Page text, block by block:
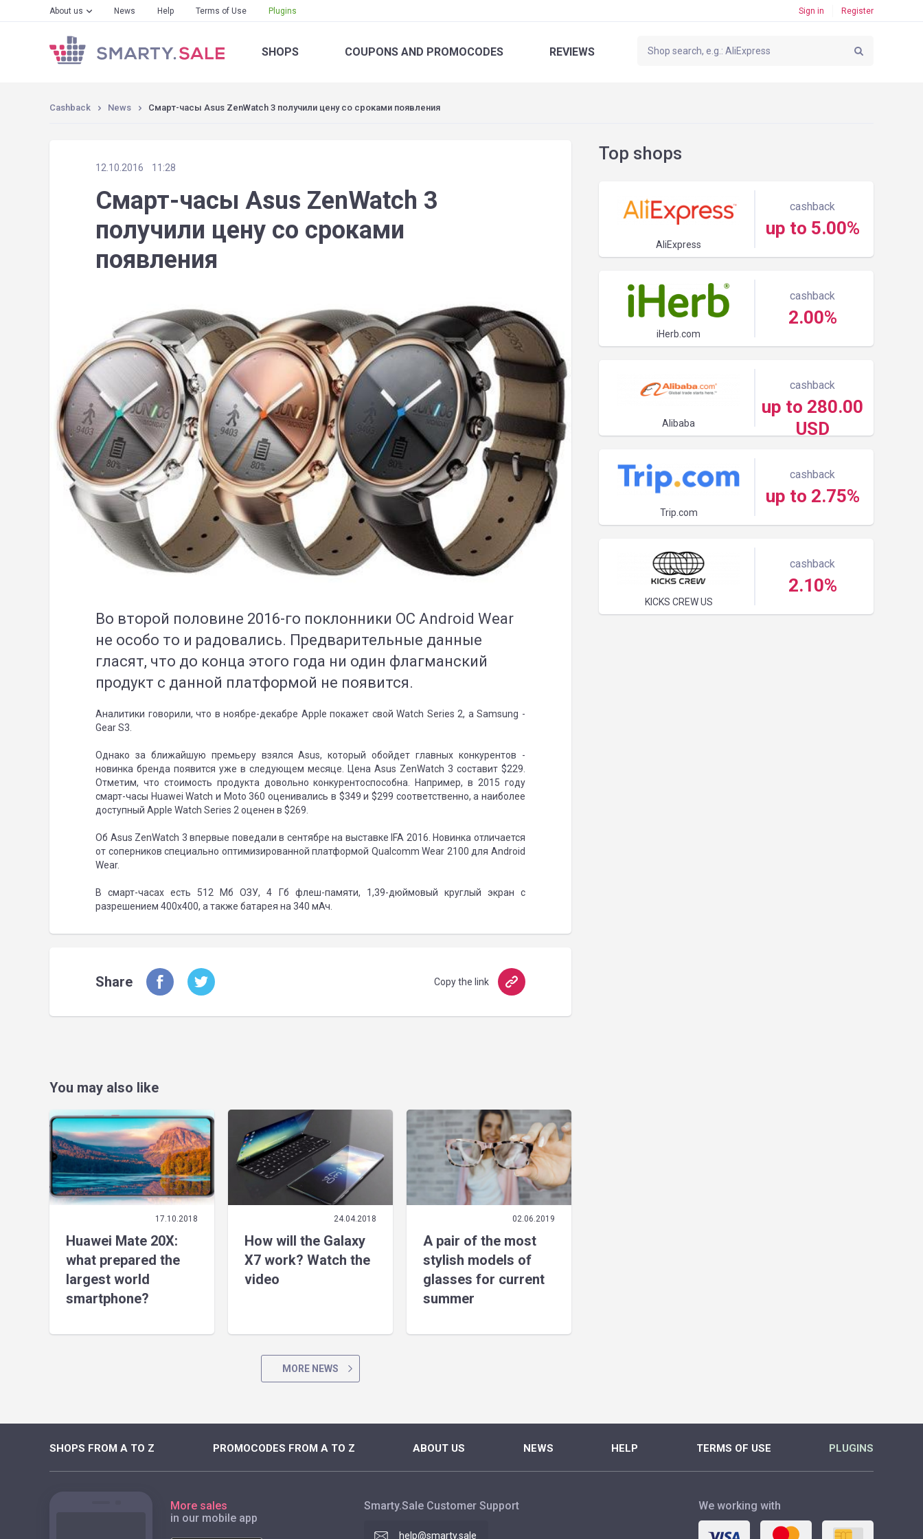
About us News Help Terms of Use Plugins Sign in Register
SHOPS COUPONS AND PROMOCODES REVIEWS
Cashback News Смарт-часы Asus ZenWatch 3 получили цену со сроками появления
12.10.2016 11:28
Смарт-часы Asus ZenWatch 3
получили цену со сроками
появления
Во второй половине 2016-го поклонники ОС Android Wear
не особо то и радовались. Предварительные данные
гласят, что до конца этого года ни один флагманский
продукт с данной платформой не появится.
Аналитики говорили, что в ноябре-декабре Apple покажет свой Watch Series 2, а Samsung -
Gear S3.
Однако за ближайшую премьеру взялся Asus, который обойдет главных конкурентов -
новинка бренда появится уже в следующем месяце. Цена Asus ZenWatch 3 составит $229.
Отметим, что стоимость продукта довольно конкурентоспособна. Например, в 2015 году
смарт-часы Huawei Watch и Moto 360 оценивались в $349 и $299 соответственно, а наиболее
доступный Apple Watch Series 2 оценен в $269.
Об Asus ZenWatch 3 впервые поведали в сентябре на выставке IFA 2016. Новинка отличается
от соперников специально оптимизированной платформой Qualcomm Wear 2100 для Android
Wear.
В смарт-часах есть 512 Мб ОЗУ, 4 Гб флеш-памяти, 1,39-дюймовый круглый экран с
разрешением 400x400, а также батарея на 340 мАч.
Share Copy the link
You may also like
17.10.2018
Huawei Mate 20X:
what prepared the
largest world
smartphone?
24.04.2018
How will the Galaxy
X7 work? Watch the
video
02.06.2019
A pair of the most
stylish models of
glasses for current
summer
MORE NEWS
Top shops
AliExpress
cashback
up to 5.00%
iHerb.com
cashback
2.00%
Alibaba
cashback
up to 280.00
USD
Trip.com
cashback
up to 2.75%
KICKS CREW US
cashback
2.10%
SHOPS FROM A TO Z PROMOCODES FROM A TO Z ABOUT US NEWS HELP TERMS OF USE PLUGINS
More sales
in our mobile app
We working with
Smarty.Sale Customer Support
help@smarty.sale